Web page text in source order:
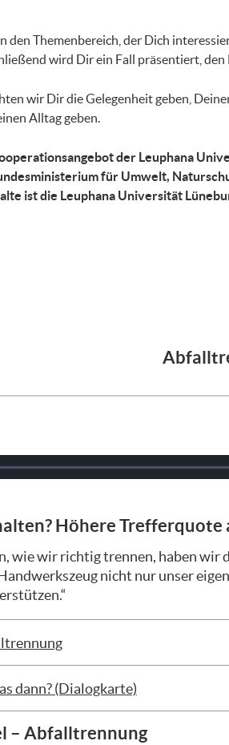
den Themenbereich, der Dich
wird Dir ein Fall präsentiert, den
wir Dir die Gelegenheit geben,
Alltag geben.
der Leuphana
für Umwelt,
ist die Leuphana Universität
aus
:
Höhere Trefferquote
wie wir richtig trennen, haben wir
nicht nur unser
dann? (Dialogkarte)
– Abfalltrennung